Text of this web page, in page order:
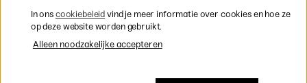
In ons cookiebeleid vind je meer informatie over cookies en hoe ze
op deze website worden gebruikt.
Alleen noodzakelijke accepteren